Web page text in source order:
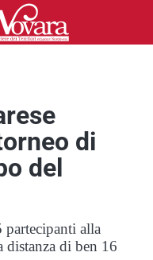
di
del
partecipanti alla
distanza di ben 16